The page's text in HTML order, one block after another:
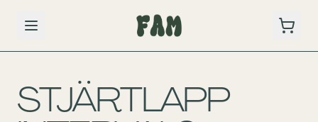
BACK TO SCHEDULE
STJÄRTLAPP